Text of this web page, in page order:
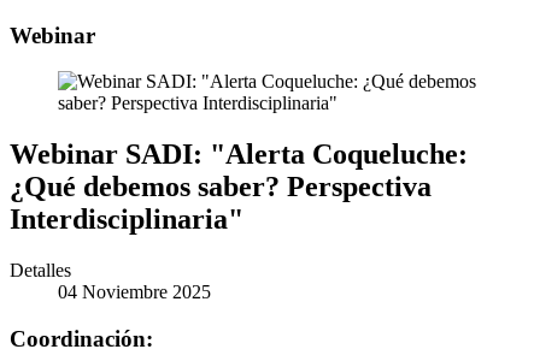
Webinar
Webinar SADI: "Alerta Coqueluche:
¿Qué debemos saber? Perspectiva
Interdisciplinaria"
Detalles
04 Noviembre 2025
Coordinación: